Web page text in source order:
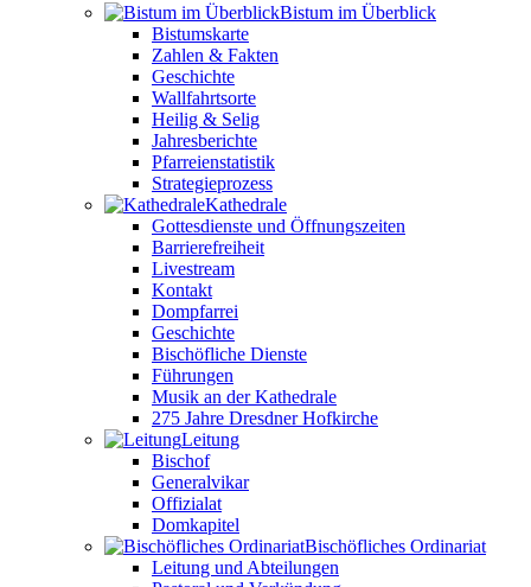
Bistum im Überblick
Bistumskarte
Zahlen & Fakten
Geschichte
Wallfahrtsorte
Heilig & Selig
Jahresberichte
Pfarreienstatistik
Strategieprozess
Kathedrale
Gottesdienste und Öffnungszeiten
Barrierefreiheit
Livestream
Kontakt
Dompfarrei
Geschichte
Bischöfliche Dienste
Führungen
Musik an der Kathedrale
275 Jahre Dresdner Hofkirche
Leitung
Bischof
Generalvikar
Offizialat
Domkapitel
Bischöfliches Ordinariat
Leitung und Abteilungen